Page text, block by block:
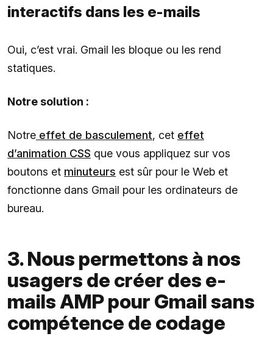
interactifs dans les e-mails
Oui, c’est vrai. Gmail les bloque ou les rend
statiques.
Notre solution :
Notre effet de basculement, cet effet
d’animation CSS que vous appliquez sur vos
boutons et minuteurs est sûr pour le Web et
fonctionne dans Gmail pour les ordinateurs de
bureau.
3. Nous permettons à nos
usagers de créer des e-
mails AMP pour Gmail sans
compétence de codage